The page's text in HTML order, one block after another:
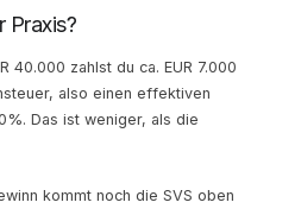
Praxis?
40.000 zahlst du ca. EUR 7.000
also einen effektiven
Das ist weniger, als die
kommt noch die SVS oben